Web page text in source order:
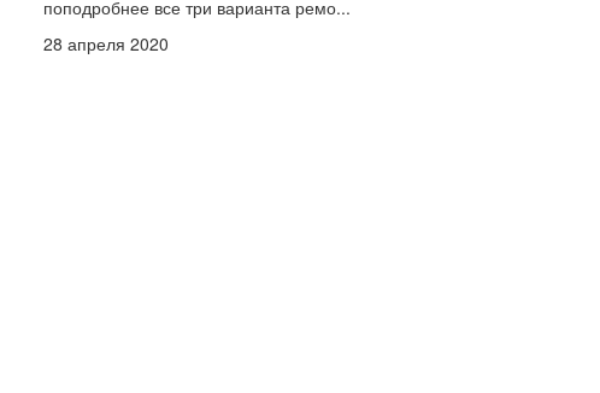
поподробнее все три варианта ремо...
28 апреля 2020